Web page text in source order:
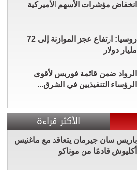
انخفاض مؤشرات الأسهم الأميركية
روسيا: ارتفاع عجز الموازنة إلى 72
مليار دولار
الرواد ضمن قائمة فوربس لأقوى
الرؤساء التنفيذيين في الشرق...
الأكثر قراءة
باريس سان جيرمان يتعاقد مع ماغنيس
أكليوش قادمًا من موناكو